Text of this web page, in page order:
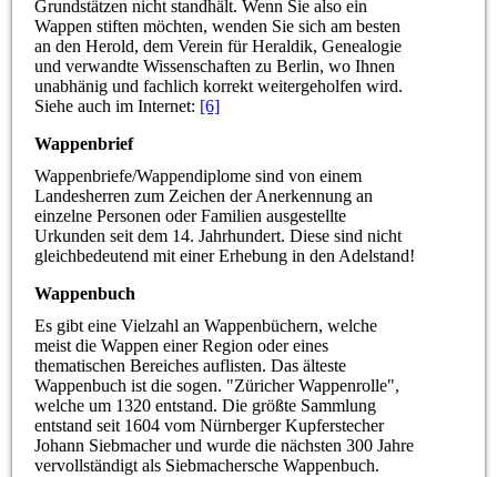
Grundstätzen nicht standhält. Wenn Sie also ein
Wappen stiften möchten, wenden Sie sich am besten
an den Herold, dem Verein für Heraldik, Genealogie
und verwandte Wissenschaften zu Berlin, wo Ihnen
unabhänig und fachlich korrekt weitergeholfen wird.
Siehe auch im Internet: [6]
Wappenbrief
Wappenbriefe/Wappendiplome sind von einem
Landesherren zum Zeichen der Anerkennung an
einzelne Personen oder Familien ausgestellte
Urkunden seit dem 14. Jahrhundert. Diese sind nicht
gleichbedeutend mit einer Erhebung in den Adelstand!
Wappenbuch
Es gibt eine Vielzahl an Wappenbüchern, welche
meist die Wappen einer Region oder eines
thematischen Bereiches auflisten. Das älteste
Wappenbuch ist die sogen. "Züricher Wappenrolle",
welche um 1320 entstand. Die größte Sammlung
entstand seit 1604 vom Nürnberger Kupferstecher
Johann Siebmacher und wurde die nächsten 300 Jahre
vervollständigt als Siebmachersche Wappenbuch.